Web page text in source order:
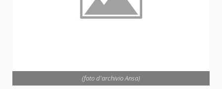
(foto d'archivio Ansa)